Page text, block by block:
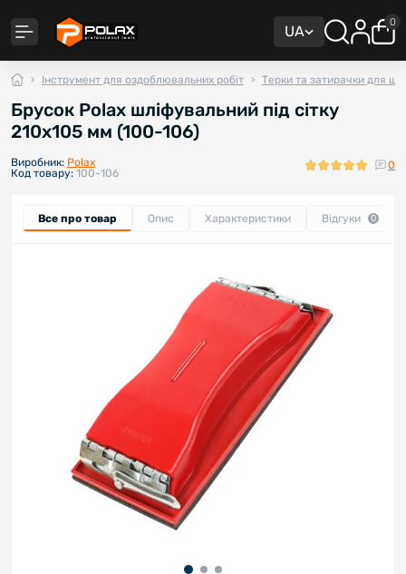
UA
0
Інструмент для оздоблювальних робіт Терки та затирачки для
Брусок Polax шліфувальний під сітку
210х105 мм (100-106)
Виробник: Polax
Код товару: 100-106
0
Все про товар Опис Характеристики Відгуки 0